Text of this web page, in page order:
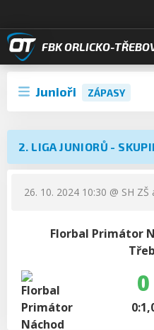
FBK ORLICKO-
Junioři ZÁPASY
2. LIGA JUNIORŮ -
26. 10. 2024 10:30 @ SH
Florbal Primátor